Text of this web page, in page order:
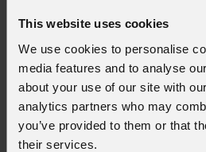
This website uses cookies
We use cookies to personalise
media features and to analyse
about your use of our site with
analytics partners who may
you’ve provided to them or that
their services.
tecnico: Full AVL ha collaborato con
semplificare ulteriormente
fixture. ”In questo progetto
firmware specifici insieme a
ulteriormente l'uso stand-alone
aggiunto Mischa Woudenberg di